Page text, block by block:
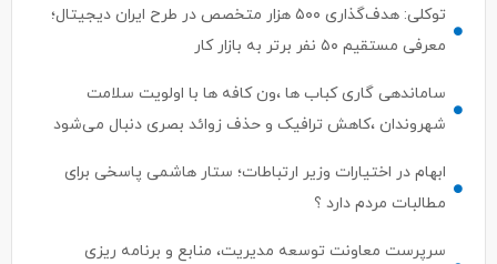
توکلی: هدف‌گذاری ۵۰۰ هزار متخصص در طرح ایران دیجیتال؛
معرفی مستقیم ۵۰ نفر برتر به بازار کار
ساماندهی گاری کباب ها ،ون کافه ها با اولویت سلامت
شهروندان ،کاهش ترافیک و حذف زوائد بصری دنبال می‌شود
ابهام در اختیارات وزیر ارتباطات؛ ستار هاشمی پاسخی برای
مطالبات مردم دارد ؟
سرپرست معاونت توسعه مدیریت، منابع و برنامه ریزی